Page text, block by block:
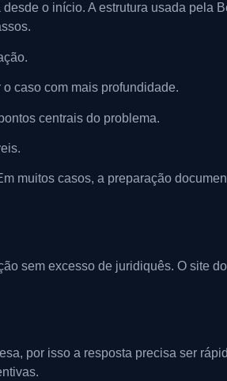
o início. A estrutura usada pela
caso com mais profundidade.
centrais do problema.
muitos casos, a preparação
sem excesso de juridiquês. O site
por isso a resposta precisa ser